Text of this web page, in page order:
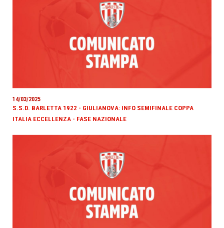
14/03/2025
S.S.D. BARLETTA 1922 - GIULIANOVA: INFO SEMIFINALE COPPA
ITALIA ECCELLENZA - FASE NAZIONALE